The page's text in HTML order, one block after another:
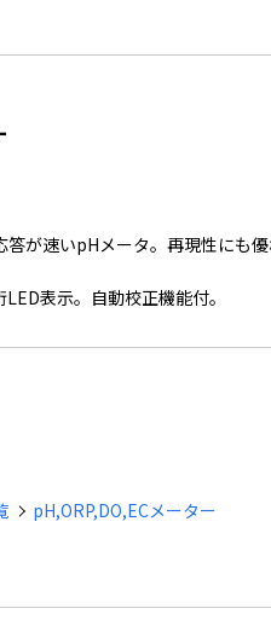
答が速いpHメータ。再現性にも
表示。自動校正機能付。
pH,ORP,DO,ECメーター